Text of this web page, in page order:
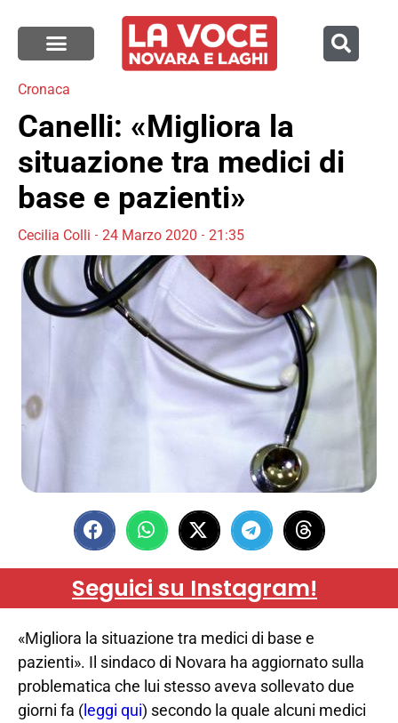
Cronaca
Canelli: «Migliora la
situazione tra medici di
base e pazienti»
Cecilia Colli 24 Marzo 2020 21:35
Seguici su Instagram!
«Migliora la situazione tra medici di base e
pazienti». Il sindaco di Novara ha aggiornato sulla
problematica che lui stesso aveva sollevato due
giorni fa (leggi qui) secondo la quale alcuni medici